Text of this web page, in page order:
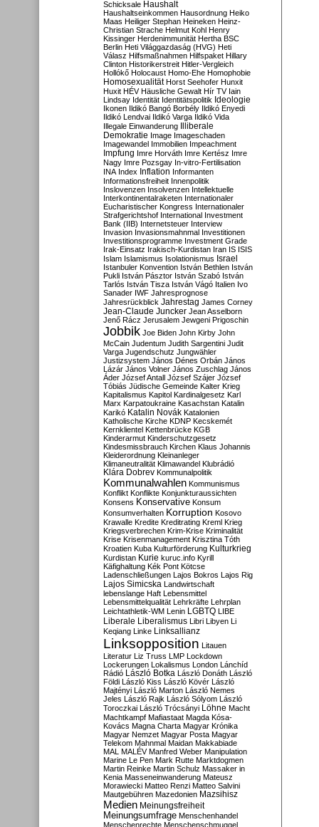
Schicksale Haushalt
Haushaltseinkommen Hausordnung Heiko
Maas Heiliger Stephan Heineken Heinz-
Christian Strache Helmut Kohl Henry
Kissinger Herdenimmunität Hertha BSC
Berlin Heti Világgazdaság (HVG) Heti
Válasz Hilfsmaßnahmen Hilfspaket Hillary
Clinton Historikerstreit Hitler-Vergleich
Hollókő Holocaust Homo-Ehe Homophobie
Homosexualität Horst Seehofer Hunxit
Huxit HÉV Häusliche Gewalt Hír TV Iain
Lindsay Identität Identitätspolitik Ideologie
Ikonen Ildikó Bangó Borbély Ildikó Enyedi
Ildikó Lendvai Ildikó Varga Ildikó Vida
Illegale Einwanderung Illiberale
Demokratie Image Imageschaden
Imagewandel Immobilien Impeachment
Impfung Imre Horváth Imre Kertész Imre
Nagy Imre Pozsgay In-vitro-Fertilisation
INA Index Inflation Informanten
Informationsfreiheit Innenpolitik
Inslovenzen Insolvenzen Intellektuelle
Interkontinentalraketen Internationaler
Eucharistischer Kongress Internationaler
Strafgerichtshof International Investment
Bank (IIB) Internetsteuer Interview
Invasion Invasionsmahnmal Investitionen
Investitionsprogramme Investment Grade
Irak-Einsatz Irakisch-Kurdistan Iran IS ISIS
Islam Islamismus Isolationismus Israel
Istanbuler Konvention István Bethlen István
Pukli István Pásztor István Szabó István
Tarlós István Tisza István Vágó Italien Ivo
Sanader IWF Jahresprognose
Jahresrückblick Jahrestag James Corney
Jean-Claude Juncker Jean Asselborn
Jenő Rácz Jerusalem Jewgeni Prigoschin
Jobbik Joe Biden John Kirby John
McCain Judentum Judith Sargentini Judit
Varga Jugendschutz Jungwähler
Justizsystem János Dénes Orbán János
Lázár János Volner János Zuschlag János
Áder József Antall József Szájer József
Tóbiás Jüdische Gemeinde Kalter Krieg
Kapitalismus Kapitol Kardinalgesetz Karl
Marx Karpatoukraine Kasachstan Katalin
Karikó Katalin Novák Katalonien
Katholische Kirche KDNP Kecskemét
Kernklientel Kettenbrücke KGB
Kinderarmut Kinderschutzgesetz
Kindesmissbrauch Kirchen Klaus Johannis
Kleiderordnung Kleinanleger
Klimaneutralität Klimawandel Klubrádió
Klára Dobrev Kommunalpolitik
Kommunalwahlen Kommunismus
Konflikt Konflikte Konjunkturaussichten
Konsens Konservative Konsum
Konsumverhalten Korruption Kosovo
Krawalle Kredite Kreditrating Kreml Krieg
Kriegsverbrechen Krim-Krise Kriminalität
Krise Krisenmanagement Krisztina Tóth
Kroatien Kuba Kulturförderung Kulturkrieg
Kurdistan Kurie kuruc.info Kyrill
Käfighaltung Kék Pont Kötcse
Ladenschließungen Lajos Bokros Lajos Rig
Lajos Simicska Landwirtschaft
lebenslange Haft Lebensmittel
Lebensmittelqualität Lehrkräfte Lehrplan
Leichtathletik-WM Lenin LGBTQ LIBE
Liberale Liberalismus Libri Libyen Li
Keqiang Linke Linksallianz
Linksopposition Litauen
Literatur Liz Truss LMP Lockdown
Lockerungen Lokalismus London Lánchíd
Rádió
László Botka László Donáth László
Földi László Kiss László Kövér László
Majtényi László Marton László Nemes
Jeles László Rajk László Sólyom László
Toroczkai László Trócsányi Löhne Macht
Machtkampf Mafiastaat Magda Kósa-
Kovács Magna Charta Magyar Krónika
Magyar Nemzet Magyar Posta Magyar
Telekom Mahnmal Maidan Makkabiade
MAL MALÉV Manfred Weber Manipulation
Marine Le Pen Mark Rutte Marktdogmen
Martin Reinke Martin Schulz Massaker in
Kenia Masseneinwanderung Mateusz
Morawiecki Matteo Renzi Matteo Salvini
Mautgebühren Mazedonien Mazsihisz
Medien Meinungsfreiheit
Meinungsumfrage Menschenhandel
Menschenrechte Menschenschmuggel